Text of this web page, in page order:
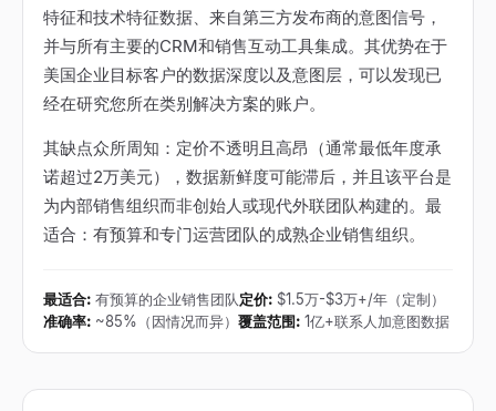
特征和技术特征数据、来自第三方发布商的意图信号，
并与所有主要的CRM和销售互动工具集成。其优势在于
美国企业目标客户的数据深度以及意图层，可以发现已
经在研究您所在类别解决方案的账户。
其缺点众所周知：定价不透明且高昂（通常最低年度承
诺超过2万美元），数据新鲜度可能滞后，并且该平台是
为内部销售组织而非创始人或现代外联团队构建的。最
适合：有预算和专门运营团队的成熟企业销售组织。
最适合: 有预算的企业销售团队定价: $1.5万-$3万+/年（定制）
准确率: ~85%（因情况而异） 覆盖范围: 1亿+联系人加意图数据